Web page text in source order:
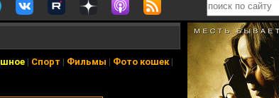
| Спорт | Фильмы | Фото кошек|